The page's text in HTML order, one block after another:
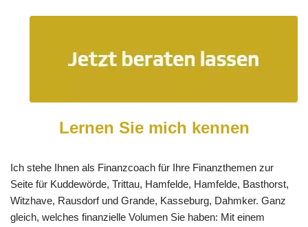
Lernen Sie mich kennen
Ich stehe Ihnen als Finanzcoach für Ihre Finanzthemen zur
Seite für Kuddewörde, Trittau, Hamfelde, Hamfelde, Basthorst,
Witzhave, Rausdorf und Grande, Kasseburg, Dahmker. Ganz
gleich, welches finanzielle Volumen Sie haben: Mit einem